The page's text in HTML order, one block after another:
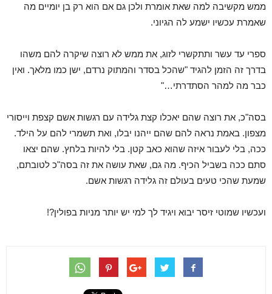
ממש מקשיבה למה שאת אומרת ולכן גם אם הוא רק בן יומיים מה
שאמרת עכשיו ישמע לה הגיוני.
ספרי עד עשר ותתקשרי לזוג, את ממש לא רוצה שיקרה להם משהו
בדרך זה הזמן להגיד "שהכל בסדר והמתוק נרדם, ישן כמו מלאך. ואין
כבר מה למהר הסתדרתי…"
בסה"כ, את רוצה שהם יאכלו קצת גלידה עם רגשות אשם קצפת וייסורי
מצפון. באמת נראה להם שהם ייהנו יבלו, ואת תשמרי להם על הילד.
ככה, בלי לעבור איזה שהוא כאב קטן. בלי להיות בלחץ. שהם יצאו
סתם ככה בשביל הכיף. מה גם, שאת עושה את זה בסה"כ לטובתם,
שמעת שהכי טעים בעולם זה גלידה רגשות אשם.
ועכשיו שמוטי זיסר יבוא ויגיד לך למי יש יותר מניות בפולין?!